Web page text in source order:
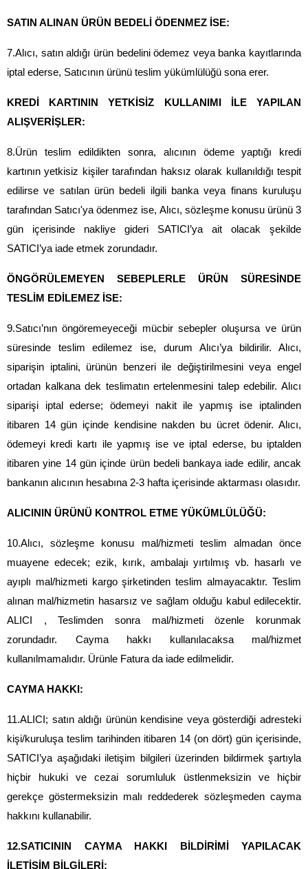
SATIN ALINAN ÜRÜN BEDELİ ÖDENMEZ İSE:
7.Alıcı, satın aldığı ürün bedelini ödemez veya banka kayıtlarında
iptal ederse, Satıcının ürünü teslim yükümlülüğü sona erer.
KREDİ KARTININ YETKİSİZ KULLANIMI İLE YAPILAN
ALIŞVERİŞLER:
8.Ürün teslim edildikten sonra, alıcının ödeme yaptığı kredi
kartının yetkisiz kişiler tarafından haksız olarak kullanıldığı tespit
edilirse ve satılan ürün bedeli ilgili banka veya finans kuruluşu
tarafından Satıcı'ya ödenmez ise, Alıcı, sözleşme konusu ürünü 3
gün içerisinde nakliye gideri SATICI’ya ait olacak şekilde
SATICI’ya iade etmek zorundadır.
ÖNGÖRÜLEMEYEN SEBEPLERLE ÜRÜN SÜRESİNDE
TESLİM EDİLEMEZ İSE:
9.Satıcı’nın öngöremeyeceği mücbir sebepler oluşursa ve ürün
süresinde teslim edilemez ise, durum Alıcı’ya bildirilir. Alıcı,
siparişin iptalini, ürünün benzeri ile değiştirilmesini veya engel
ortadan kalkana dek teslimatın ertelenmesini talep edebilir. Alıcı
siparişi iptal ederse; ödemeyi nakit ile yapmış ise iptalinden
itibaren 14 gün içinde kendisine nakden bu ücret ödenir. Alıcı,
ödemeyi kredi kartı ile yapmış ise ve iptal ederse, bu iptalden
itibaren yine 14 gün içinde ürün bedeli bankaya iade edilir, ancak
bankanın alıcının hesabına 2-3 hafta içerisinde aktarması olasıdır.
ALICININ ÜRÜNÜ KONTROL ETME YÜKÜMLÜLÜĞÜ:
10.Alıcı, sözleşme konusu mal/hizmeti teslim almadan önce
muayene edecek; ezik, kırık, ambalajı yırtılmış vb. hasarlı ve
ayıplı mal/hizmeti kargo şirketinden teslim almayacaktır. Teslim
alınan mal/hizmetin hasarsız ve sağlam olduğu kabul edilecektir.
ALICI , Teslimden sonra mal/hizmeti özenle korunmak
zorundadır. Cayma hakkı kullanılacaksa mal/hizmet
kullanılmamalıdır. Ürünle Fatura da iade edilmelidir.
CAYMA HAKKI:
11.ALICI; satın aldığı ürünün kendisine veya gösterdiği adresteki
kişi/kuruluşa teslim tarihinden itibaren 14 (on dört) gün içerisinde,
SATICI’ya aşağıdaki iletişim bilgileri üzerinden bildirmek şartıyla
hiçbir hukuki ve cezai sorumluluk üstlenmeksizin ve hiçbir
gerekçe göstermeksizin malı reddederek sözleşmeden cayma
hakkını kullanabilir.
12.SATICININ CAYMA HAKKI BİLDİRİMİ YAPILACAK
İLETİŞİM BİLGİLERİ: